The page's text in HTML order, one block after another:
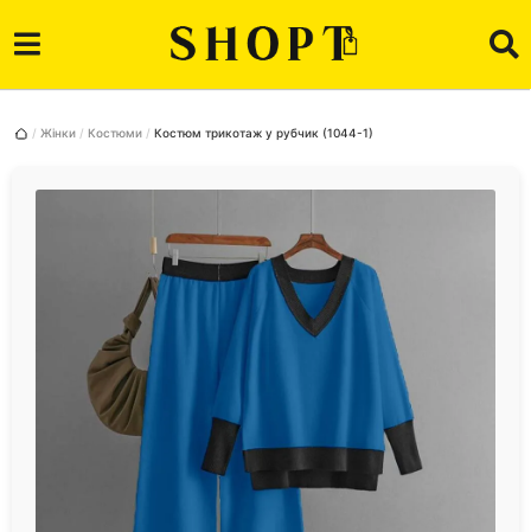
Жінки Костюми Костюм трикотаж у рубчик (1044-1)